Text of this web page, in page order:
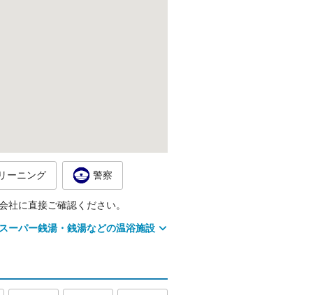
ーニング 警察
に直接ご確認ください。
ーパー銭湯・銭湯などの温浴施設